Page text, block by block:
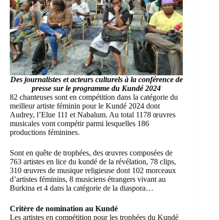
Des journalistes et acteurs culturels à la conférence de
presse sur le programme du Kundé 2024
82 chanteuses sont en compétition dans la catégorie du
meilleur artiste féminin pour le Kundé 2024 dont
Audrey, l’Elue 111 et Nabalum. Au total 1178 œuvres
musicales vont compétir parmi lesquelles 186
productions féminines.
Sont en quête de trophées, des œuvres composées de
763 artistes en lice du kundé de la révélation, 78 clips,
310 œuvres de musique religieuse dont 102 morceaux
d’artistes féminins, 8 musiciens étrangers vivant au
Burkina et 4 dans la catégorie de la diaspora…
Critère de nomination au Kundé
Les artistes en compétition pour les trophées du Kundé